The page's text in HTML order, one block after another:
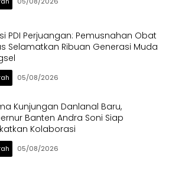
PDI Perjuangan: Pemusnahan Obat
Selamatkan Ribuan Generasi Muda
05/08/2026
Kunjungan Danlanal Baru,
Banten Andra Soni Siap
Kolaborasi
05/08/2026